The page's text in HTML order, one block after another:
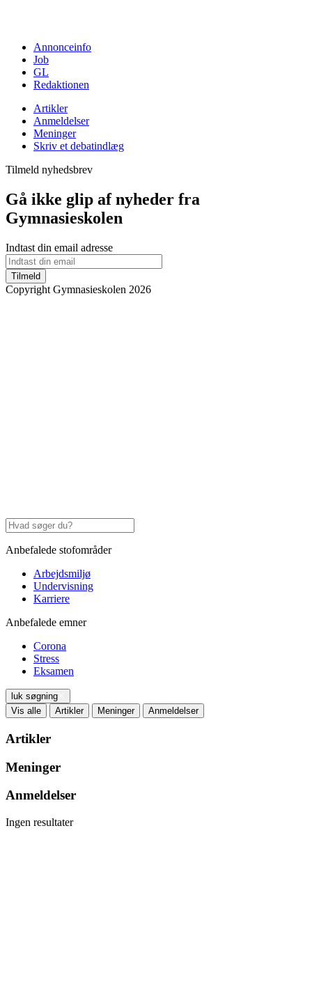
Annonceinfo
Job
GL
Redaktionen
Artikler
Anmeldelser
Meninger
Skriv et debatindlæg
Tilmeld nyhedsbrev
Gå ikke glip af nyheder fra
Gymnasieskolen
Indtast din email adresse
Tilmeld
Copyright Gymnasieskolen 2026
Anbefalede stofområder
Arbejdsmiljø
Undervisning
Karriere
Anbefalede emner
Corona
Stress
Eksamen
luk søgning
Vis alle
Artikler Meninger Anmeldelser
Artikler
Meninger
Anmeldelser
Ingen resultater